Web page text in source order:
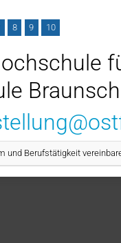
8 9 10
und Berufstätigkeit